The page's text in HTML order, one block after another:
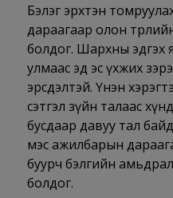
Бэлэг эрхтэн
дараагаар олон
болдог. Шархны эдгэх
улмаас эд эс үхжих
эрсдэлтэй. Үнэн
сэтгэл зүйн талаас
бусдаар давуу тал
мэс ажилбарын
буурч бэлгийн
болдог.